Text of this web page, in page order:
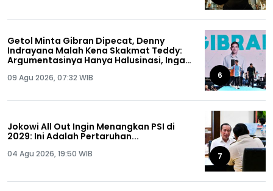
Getol Minta Gibran Dipecat, Denny
Indrayana Malah Kena Skakmat Teddy:
Argumentasinya Hanya Halusinasi, Ingat
09 Agu 2026, 07:32 WIB 6
Jokowi All Out Ingin Menangkan PSI di
2029: Ini Adalah Pertaruhan...
04 Agu 2026, 19:50 WIB 7